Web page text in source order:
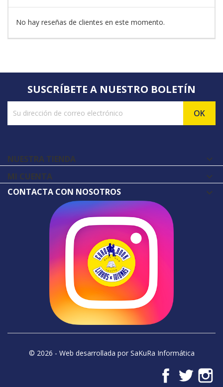
No hay reseñas de clientes en este momento.
SUSCRÍBETE A NUESTRO BOLETÍN
NUESTRA TIENDA 
MI CUENTA 
CONTACTA CON NOSOTROS
© 2026 - Web desarrollada por SaKuRa Informática